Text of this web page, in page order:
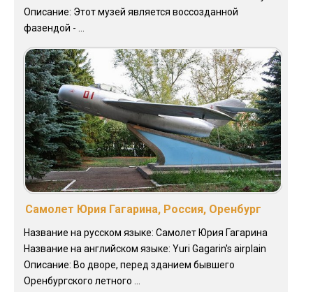
Описание: Этот музей является воссозданной
фазендой - ...
Самолет Юрия Гагарина, Россия, Оренбург
Название на русском языке: Самолет Юрия Гагарина
Название на английском языке: Yuri Gagarin's airplain
Описание: Во дворе, перед зданием бывшего
Оренбургского летного ...